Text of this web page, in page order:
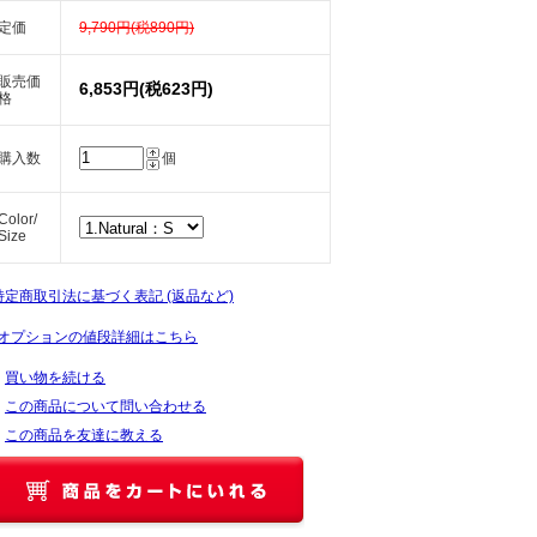
価 9,790円(税890円)
売価
6,853円(税623円)
入数 個
定商取引法に基づく表記 (返品など)
プションの値段詳細はこちら
買い物を続ける
この商品について問い合わせる
この商品を友達に教える